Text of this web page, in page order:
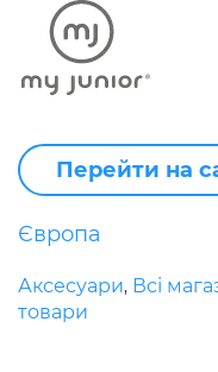
Перейти на
Європа
Аксесуари, Всі
товари